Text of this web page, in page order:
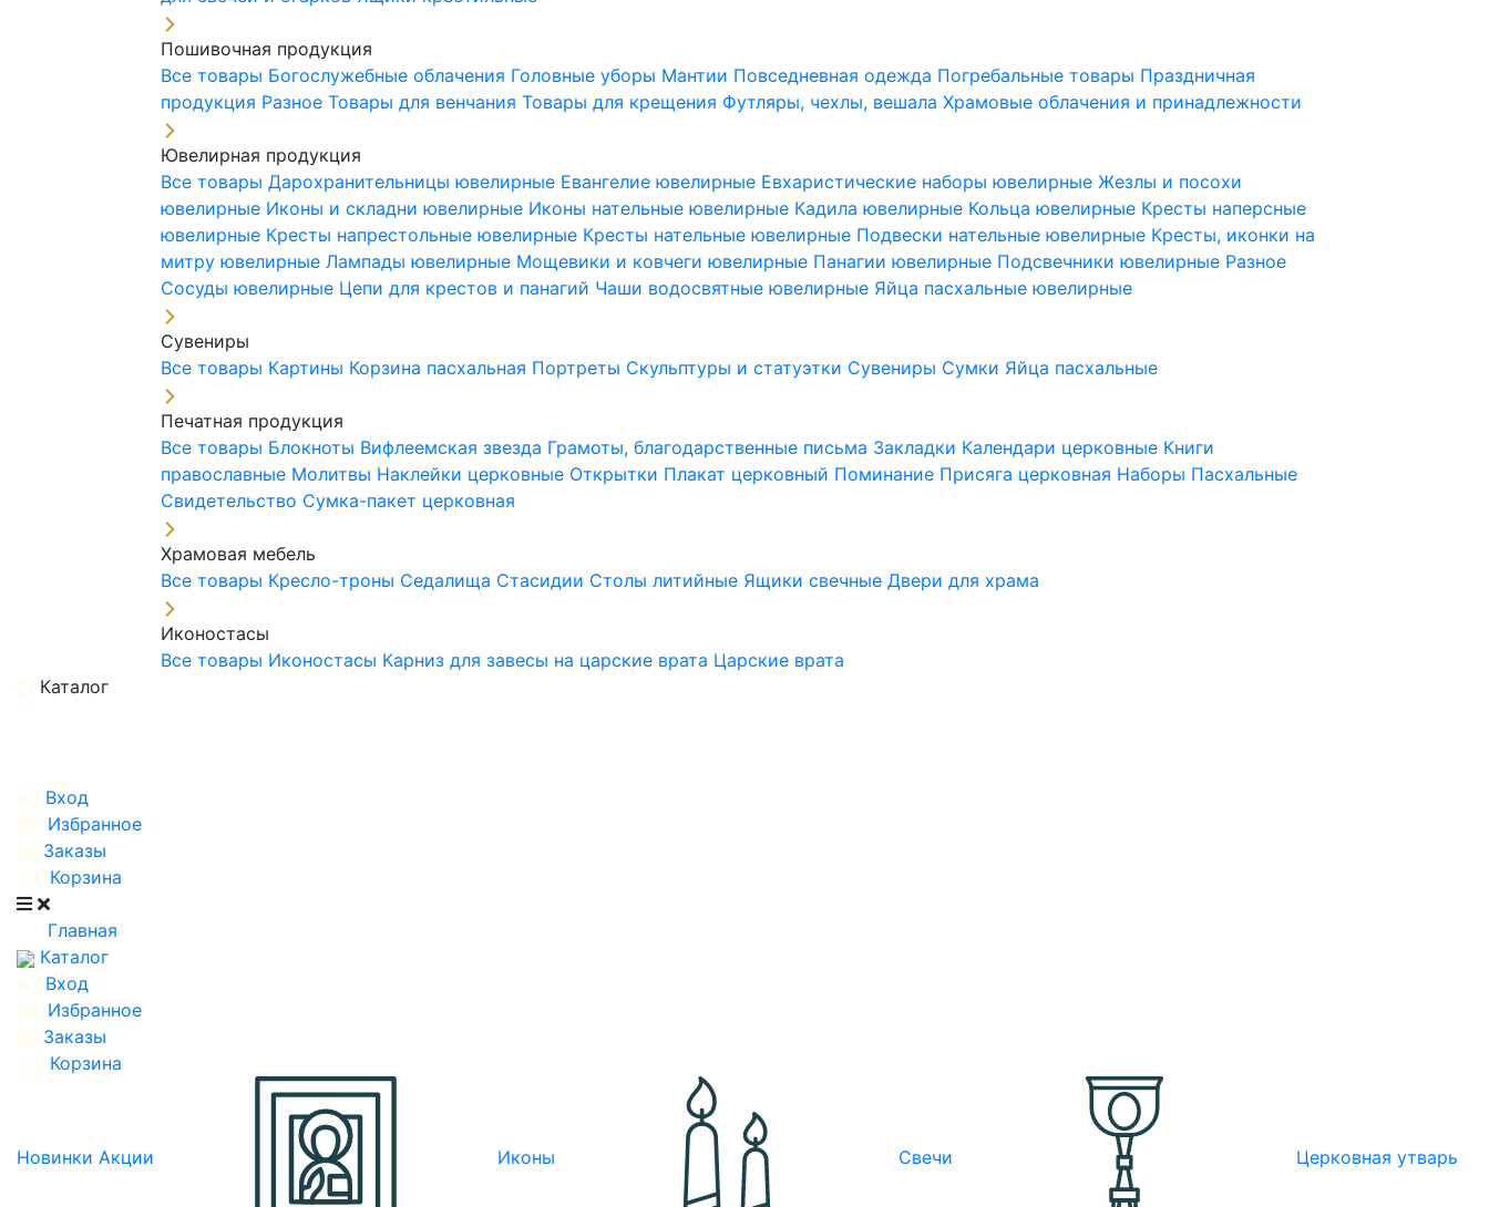
Пошивочная продукция
Все товары Богослужебные облачения Головные уборы Мантии Повседневная одежда Погребальные товары Праздничная
продукция РазноеТовары для венчанияТовары для крещения Футляры, чехлы, вешалаХрамовые облачения и принадлежности
Ювелирная продукция
Все товарыДарохранительницы ювелирные Евангелие ювелирные Евхаристические наборы ювелирныеЖезлы и посохи
ювелирные Иконы и складни ювелирные Иконы нательные ювелирные Кадила ювелирные Кольца ювелирные Кресты наперсные
ювелирные Кресты напрестольные ювелирные Кресты нательные ювелирные Подвески нательные ювелирные Кресты, иконки на
митру ювелирныеЛампады ювелирные Мощевики и ковчеги ювелирные Панагии ювелирные Подсвечники ювелирные Разное
Сосуды ювелирные Цепи для крестов и панагий Чаши водосвятные ювелирные Яйца пасхальные ювелирные
Сувениры
Все товары Картины Корзина пасхальная Портреты Скульптуры и статуэтки Сувениры Сумки Яйца пасхальные
Печатная продукция
Все товары Блокноты Вифлеемская звезда Грамоты, благодарственные письма Закладки Календари церковные Книги
православные Молитвы Наклейки церковные Открытки Плакат церковный Поминание Присяга церковная Наборы Пасхальные
Свидетельство Сумка-пакет церковная
Храмовая мебель
Все товары Кресло-троны Седалища Стасидии Столы литийные Ящики свечныеДвери для храма
Иконостасы
Все товары Иконостасы Карниз для завесы на царские врата Царские врата
Каталог
Вход
Избранное
Заказы
Корзина
Главная
Каталог
Вход
Избранное
Заказы
Корзина
Новинки Акции Иконы Свечи Церковная утварь